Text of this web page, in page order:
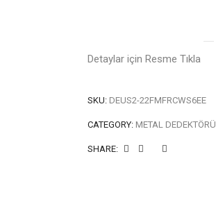
Detaylar için Resme Tıkla
SKU: DEUS2-22FMFRCWS6EE
CATEGORY: METAL DEDEKTÖRÜ
SHARE: